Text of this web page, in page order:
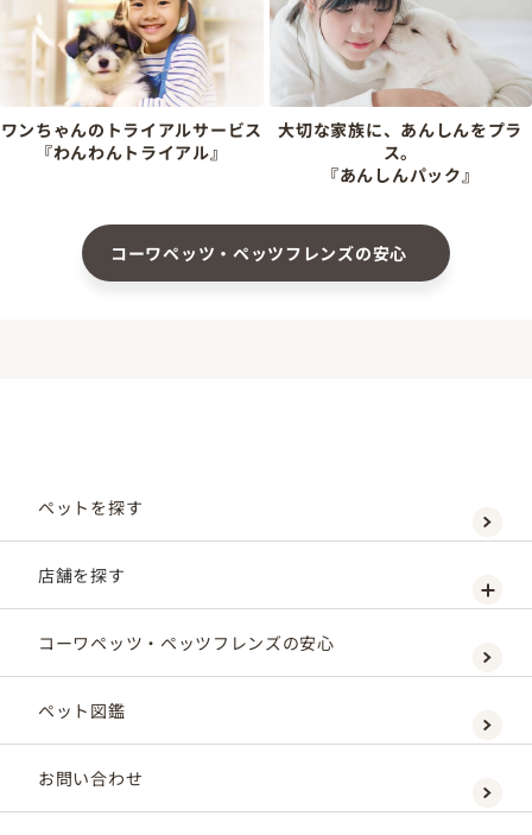
ワンちゃんのトライアルサービス
『わんわんトライアル』
大切な家族に、あんしんをプラ
ス。
『あんしんパック』
コーワペッツ・ペッツフレンズの安心
ペットを探す
店舗を探す
コーワペッツ・ペッツフレンズの安心
ペット図鑑
お問い合わせ